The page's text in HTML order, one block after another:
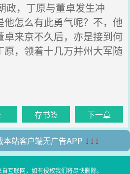
，丁原与董卓发生冲
怎么有此勇气呢？不，他
卓来京不久后，亦是接到何
，领着十几万并州大军随
存书签 下一章
本站客户端无广告APP ↓↓↓
互联网，如有侵权我们将尽快删除。